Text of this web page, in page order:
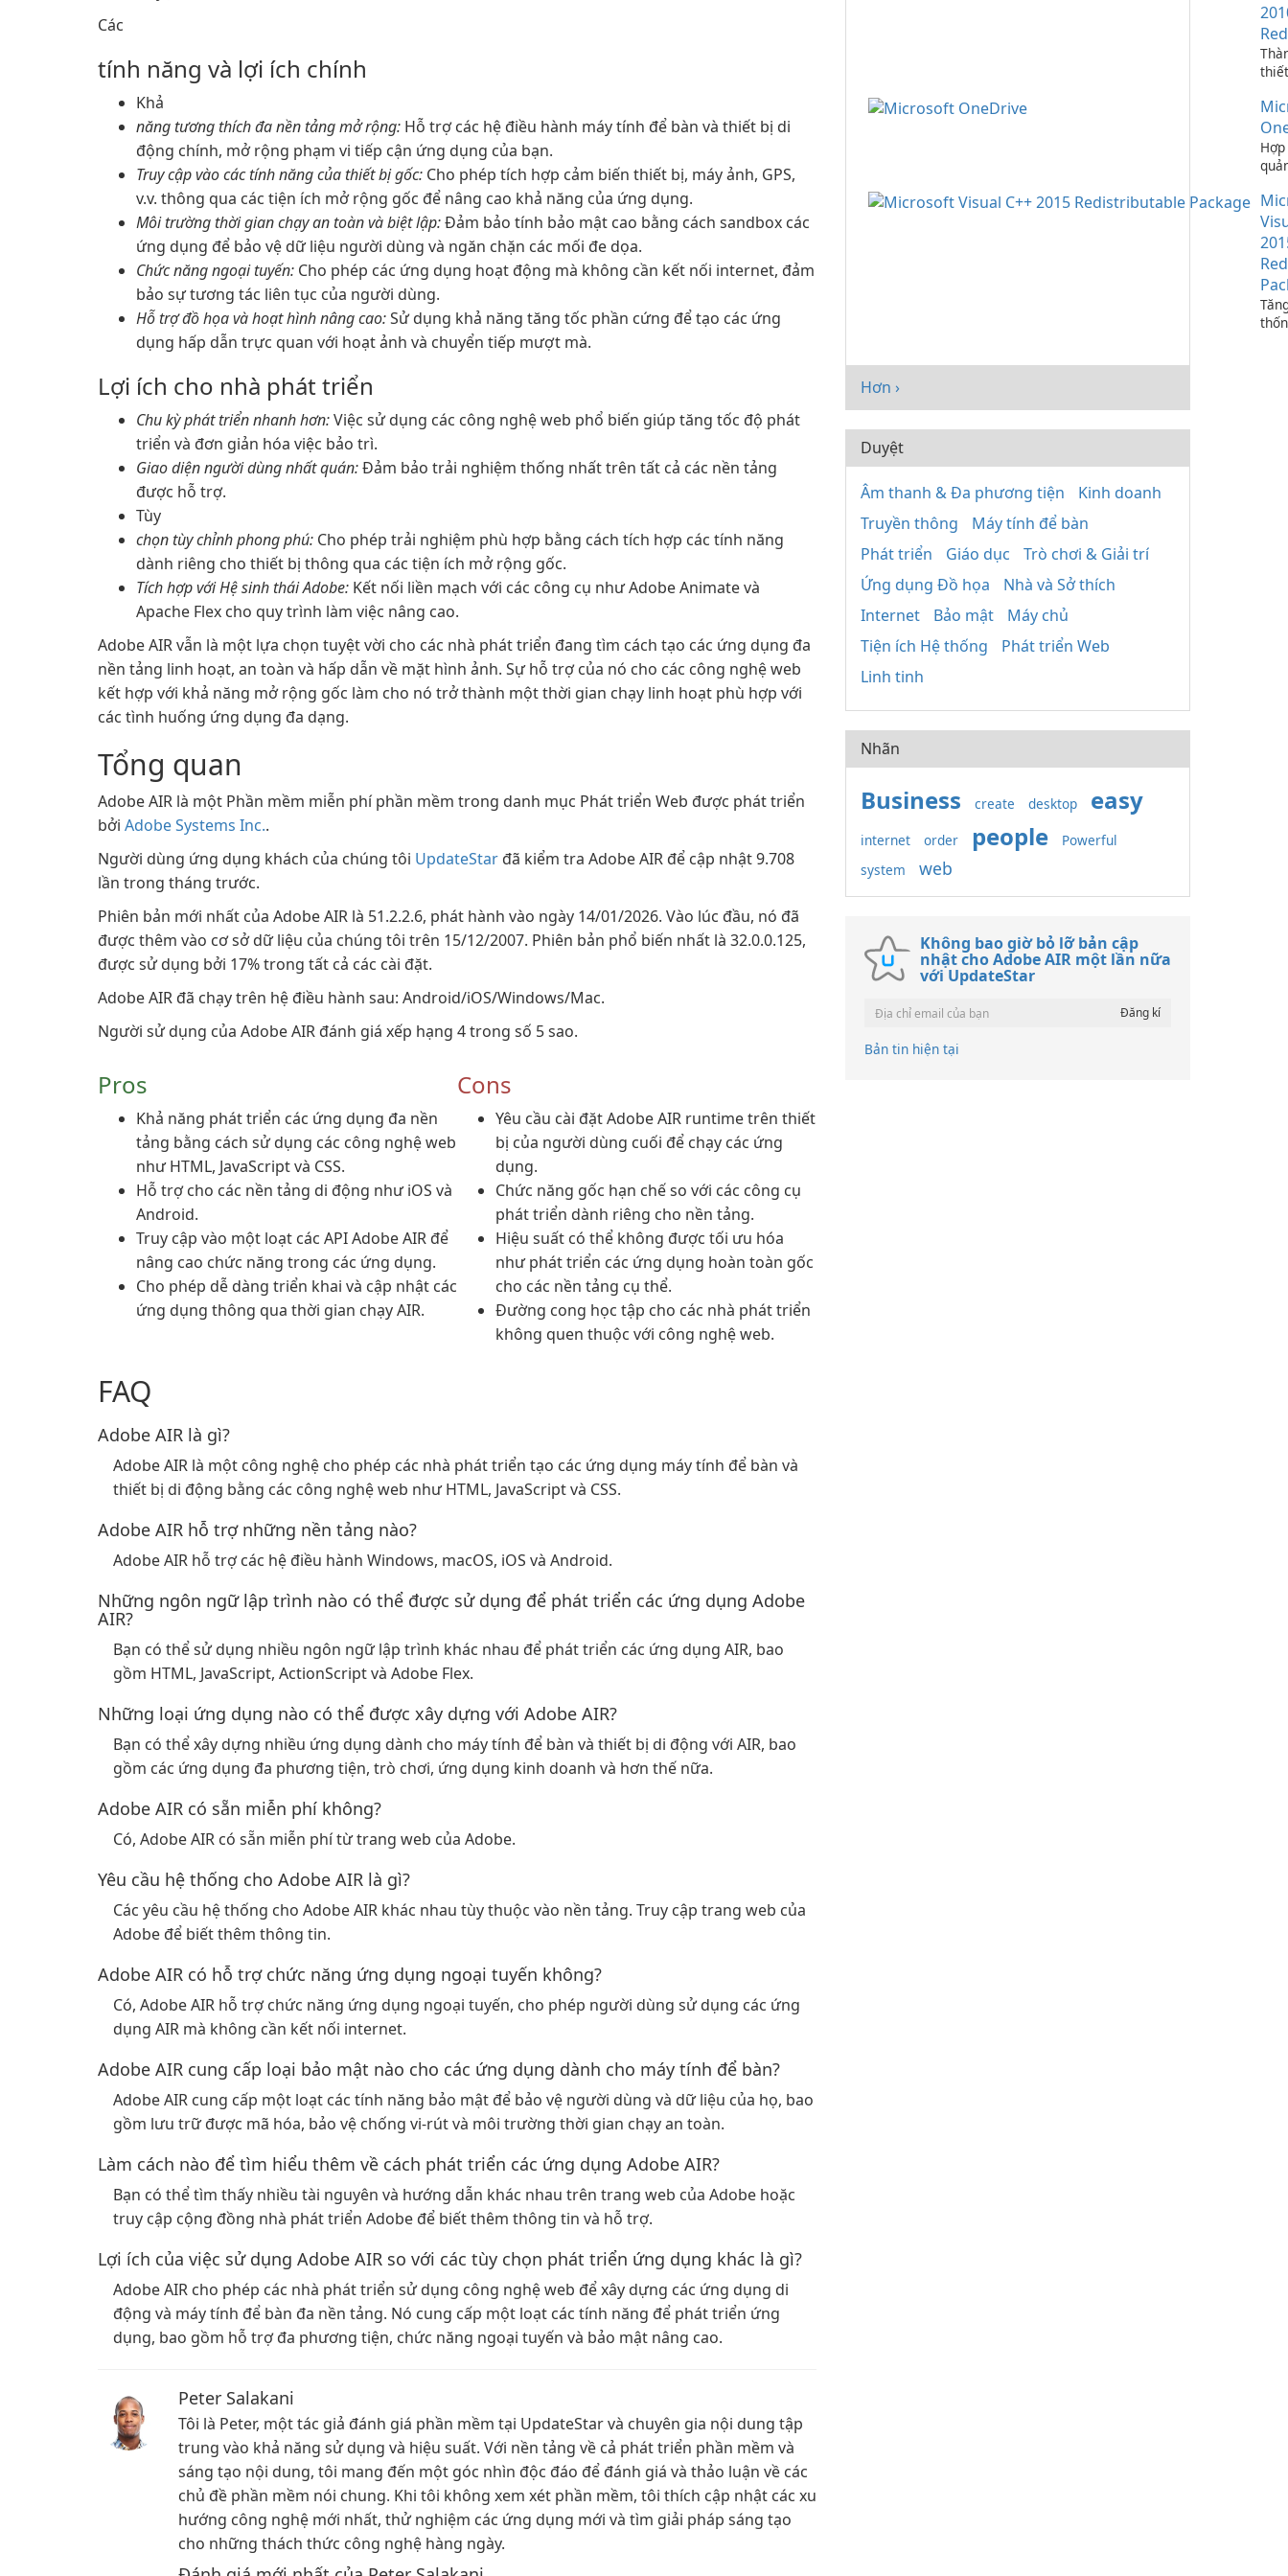
Các
tính năng và lợi ích chính
Khả
năng tương thích đa nền tảng mở rộng: Hỗ trợ các hệ điều hành máy tính để bàn và thiết bị di
động chính, mở rộng phạm vi tiếp cận ứng dụng của bạn.
Truy cập vào các tính năng của thiết bị gốc: Cho phép tích hợp cảm biến thiết bị, máy ảnh, GPS,
v.v. thông qua các tiện ích mở rộng gốc để nâng cao khả năng của ứng dụng.
Môi trường thời gian chạy an toàn và biệt lập:Đảm bảo tính bảo mật cao bằng cách sandbox các
ứng dụng để bảo vệ dữ liệu người dùng và ngăn chặn các mối đe dọa.
Chức năng ngoại tuyến: Cho phép các ứng dụng hoạt động mà không cần kết nối internet, đảm
bảo sự tương tác liên tục của người dùng.
Hỗ trợ đồ họa và hoạt hình nâng cao:Sử dụng khả năng tăng tốc phần cứng để tạo các ứng
dụng hấp dẫn trực quan với hoạt ảnh và chuyển tiếp mượt mà.
Lợi ích cho nhà phát triển
Chu kỳ phát triển nhanh hơn:Việc sử dụng các công nghệ web phổ biến giúp tăng tốc độ phát
triển và đơn giản hóa việc bảo trì.
Giao diện người dùng nhất quán:Đảm bảo trải nghiệm thống nhất trên tất cả các nền tảng
được hỗ trợ.
Tùy
chọn tùy chỉnh phong phú: Cho phép trải nghiệm phù hợp bằng cách tích hợp các tính năng
dành riêng cho thiết bị thông qua các tiện ích mở rộng gốc.
Tích hợp với Hệ sinh thái Adobe: Kết nối liền mạch với các công cụ như Adobe Animate và
Apache Flex cho quy trình làm việc nâng cao.
Adobe AIR vẫn là một lựa chọn tuyệt vời cho các nhà phát triển đang tìm cách tạo các ứng dụng đa
nền tảng linh hoạt, an toàn và hấp dẫn về mặt hình ảnh. Sự hỗ trợ của nó cho các công nghệ web
kết hợp với khả năng mở rộng gốc làm cho nó trở thành một thời gian chạy linh hoạt phù hợp với
các tình huống ứng dụng đa dạng.
Tổng quan
Adobe AIR là một Phần mềm miễn phí phần mềm trong danh mục Phát triển Web được phát triển
bởi Adobe Systems Inc..
Người dùng ứng dụng khách của chúng tôi UpdateStar đã kiểm tra Adobe AIR để cập nhật 9.708
lần trong tháng trước.
Phiên bản mới nhất của Adobe AIR là 51.2.2.6, phát hành vào ngày 14/01/2026. Vào lúc đầu, nó đã
được thêm vào cơ sở dữ liệu của chúng tôi trên 15/12/2007. Phiên bản phổ biến nhất là 32.0.0.125,
được sử dụng bởi 17% trong tất cả các cài đặt.
Adobe AIR đã chạy trên hệ điều hành sau: Android/iOS/Windows/Mac.
Người sử dụng của Adobe AIR đánh giá xếp hạng 4 trong số 5 sao.
Pros
Khả năng phát triển các ứng dụng đa nền
tảng bằng cách sử dụng các công nghệ web
như HTML, JavaScript và CSS.
Hỗ trợ cho các nền tảng di động như iOS và
Android.
Truy cập vào một loạt các API Adobe AIR để
nâng cao chức năng trong các ứng dụng.
Cho phép dễ dàng triển khai và cập nhật các
ứng dụng thông qua thời gian chạy AIR.
Cons
Yêu cầu cài đặt Adobe AIR runtime trên thiết
bị của người dùng cuối để chạy các ứng
dụng.
Chức năng gốc hạn chế so với các công cụ
phát triển dành riêng cho nền tảng.
Hiệu suất có thể không được tối ưu hóa
như phát triển các ứng dụng hoàn toàn gốc
cho các nền tảng cụ thể.
Đường cong học tập cho các nhà phát triển
không quen thuộc với công nghệ web.
FAQ
Adobe AIR là gì?
Adobe AIR là một công nghệ cho phép các nhà phát triển tạo các ứng dụng máy tính để bàn và
thiết bị di động bằng các công nghệ web như HTML, JavaScript và CSS.
Adobe AIR hỗ trợ những nền tảng nào?
Adobe AIR hỗ trợ các hệ điều hành Windows, macOS, iOS và Android.
Những ngôn ngữ lập trình nào có thể được sử dụng để phát triển các ứng dụng Adobe
AIR?
Bạn có thể sử dụng nhiều ngôn ngữ lập trình khác nhau để phát triển các ứng dụng AIR, bao
gồm HTML, JavaScript, ActionScript và Adobe Flex.
Những loại ứng dụng nào có thể được xây dựng với Adobe AIR?
Bạn có thể xây dựng nhiều ứng dụng dành cho máy tính để bàn và thiết bị di động với AIR, bao
gồm các ứng dụng đa phương tiện, trò chơi, ứng dụng kinh doanh và hơn thế nữa.
Adobe AIR có sẵn miễn phí không?
Có, Adobe AIR có sẵn miễn phí từ trang web của Adobe.
Yêu cầu hệ thống cho Adobe AIR là gì?
Các yêu cầu hệ thống cho Adobe AIR khác nhau tùy thuộc vào nền tảng. Truy cập trang web của
Adobe để biết thêm thông tin.
Adobe AIR có hỗ trợ chức năng ứng dụng ngoại tuyến không?
Có, Adobe AIR hỗ trợ chức năng ứng dụng ngoại tuyến, cho phép người dùng sử dụng các ứng
dụng AIR mà không cần kết nối internet.
Adobe AIR cung cấp loại bảo mật nào cho các ứng dụng dành cho máy tính để bàn?
Adobe AIR cung cấp một loạt các tính năng bảo mật để bảo vệ người dùng và dữ liệu của họ, bao
gồm lưu trữ được mã hóa, bảo vệ chống vi-rút và môi trường thời gian chạy an toàn.
Làm cách nào để tìm hiểu thêm về cách phát triển các ứng dụng Adobe AIR?
Bạn có thể tìm thấy nhiều tài nguyên và hướng dẫn khác nhau trên trang web của Adobe hoặc
truy cập cộng đồng nhà phát triển Adobe để biết thêm thông tin và hỗ trợ.
Lợi ích của việc sử dụng Adobe AIR so với các tùy chọn phát triển ứng dụng khác là gì?
Adobe AIR cho phép các nhà phát triển sử dụng công nghệ web để xây dựng các ứng dụng di
động và máy tính để bàn đa nền tảng. Nó cung cấp một loạt các tính năng để phát triển ứng
dụng, bao gồm hỗ trợ đa phương tiện, chức năng ngoại tuyến và bảo mật nâng cao.
Peter Salakani
Tôi là Peter, một tác giả đánh giá phần mềm tại UpdateStar và chuyên gia nội dung tập
trung vào khả năng sử dụng và hiệu suất. Với nền tảng về cả phát triển phần mềm và
sáng tạo nội dung, tôi mang đến một góc nhìn độc đáo để đánh giá và thảo luận về các
chủ đề phần mềm nói chung. Khi tôi không xem xét phần mềm, tôi thích cập nhật các xu
hướng công nghệ mới nhất, thử nghiệm các ứng dụng mới và tìm giải pháp sáng tạo
cho những thách thức công nghệ hàng ngày.
C++
Hơn ›
Duyệt
Âm thanh & Đa phương tiện
Kinh doanh
Truyền thông
Máy tính để bàn
Phát triển
Giáo dục
Trò chơi & Giải trí
Ứng dụng Đồ họa
Nhà và Sở thích
Internet
Bảo mật
Máy chủ
Tiện ích Hệ thống
Phát triển Web
Linh tinh
Nhãn
Business create desktop easy
internet order people
Powerful
system
web
Không bao giờ bỏ lỡ bản cập
nhật cho Adobe AIR một lần nữa
với UpdateStar
Bản tin hiện tại